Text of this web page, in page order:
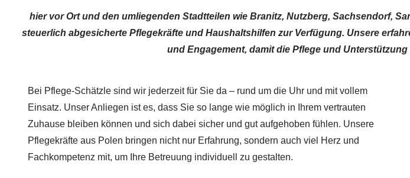
hier vor Ort und den umliegenden Stadtteilen wie Branitz, Nutzberg, Sachsendorf,
steuerlich abgesicherte Pflegekräfte und Haushaltshilfen zur Verfügung. Unsere
und Engagement, damit die Pflege und
Bei Pflege-Schätzle sind wir jederzeit für Sie da – rund um die Uhr und mit vollem
Einsatz. Unser Anliegen ist es, dass Sie so lange wie möglich in Ihrem vertrauten
Zuhause bleiben können und sich dabei sicher und gut aufgehoben fühlen. Unsere
Pflegekräfte aus Polen bringen nicht nur Erfahrung, sondern auch viel Herz und
Fachkompetenz mit, um Ihre Betreuung individuell zu gestalten.